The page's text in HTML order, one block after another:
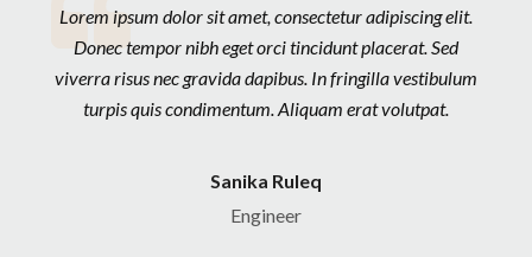
Lorem ipsum dolor sit amet, consectetur adipiscing elit.
Donec tempor nibh eget orci tincidunt placerat. Sed
viverra risus nec gravida dapibus. In fringilla vestibulum
turpis quis condimentum. Aliquam erat volutpat.
Sanika Ruleq
Engineer